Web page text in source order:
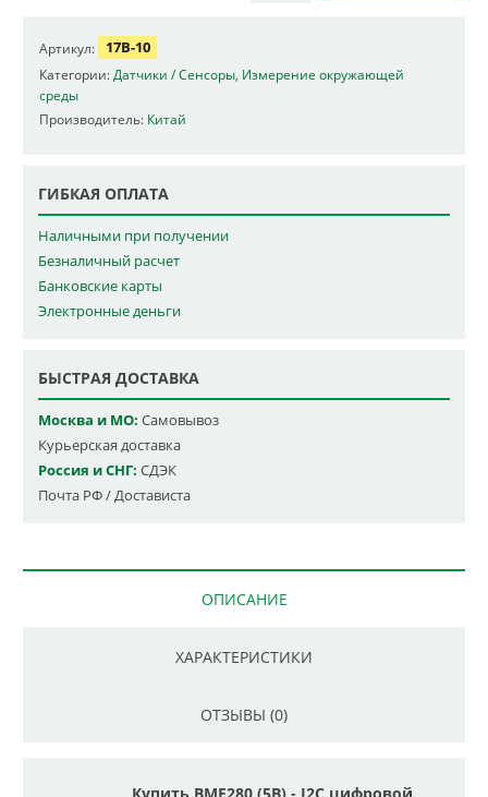
Артикул: 17B-10
Категории: Датчики / Сенсоры Измерение окружающей
среды
Производитель: Китай
ГИБКАЯ ОПЛАТА
Наличными при получении
Безналичный расчет
Банковские карты
Электронные деньги
БЫСТРАЯ ДОСТАВКА
Москва и МО: Самовывоз
Курьерская доставка
Россия и СНГ: СДЭК
Почта РФ / Достависта
ОПИСАНИЕ
ХАРАКТЕРИСТИКИ
ОТЗЫВЫ (0)
Купить BME280 (5В) - I2C цифровой